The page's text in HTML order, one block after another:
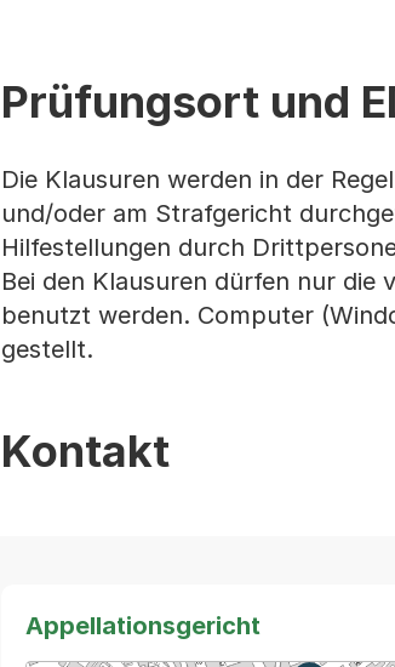
Prüfungsort und
Die Klausuren werden in der
und/oder am Strafgericht
Hilfestellungen durch
Bei den Klausuren dürfen nur
benutzt werden. Computer
gestellt.
Kontakt
Appellationsgericht